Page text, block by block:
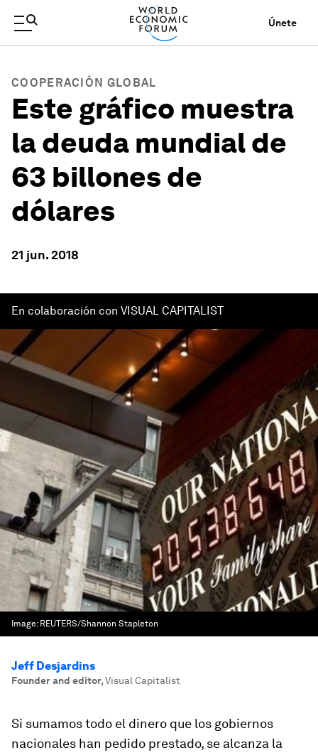
Únete
COOPERACIÓN GLOBAL
Este gráfico muestra
la deuda mundial de
63 billones de
dólares
21 jun. 2018
En colaboración con VISUAL CAPITALIST
Image: REUTERS/Shannon Stapleton
Jeff Desjardins
Founder and editor,Visual Capitalist
Si sumamos todo el dinero que los gobiernos
nacionales han pedido prestado, se alcanza la